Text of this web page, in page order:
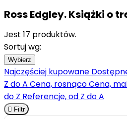
Ross Edgley. Książki o
Jest 17 produktów.
Sortuj wg:
Wybierz
Najczęściej kupowane
Z do A Cena, rosnącoCena,
do Z Referencje, od Z do A
 Filtr